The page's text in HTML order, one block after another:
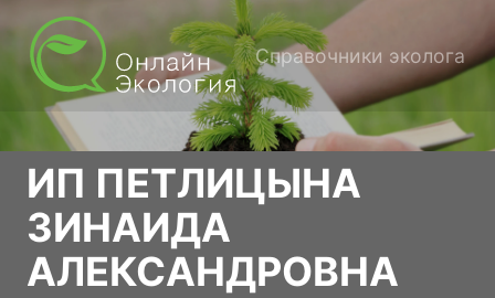
Справочники эколога
ИП ПЕТЛИЦЫНА
ЗИНАИДА
АЛЕКСАНДРОВНА